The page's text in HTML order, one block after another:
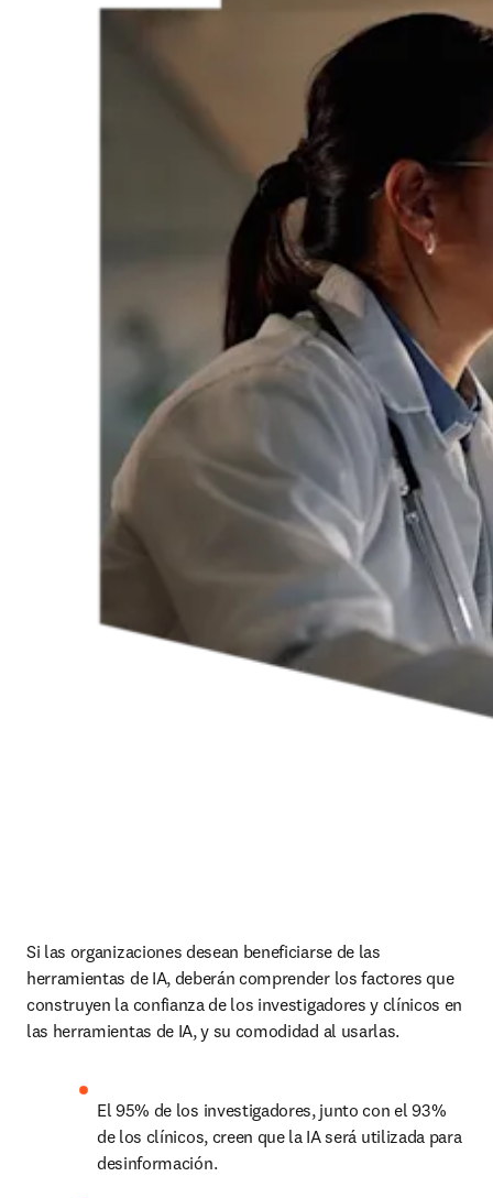
Si las organizaciones desean beneficiarse de las
herramientas de IA, deberán comprender los factores que
construyen la confianza de los investigadores y clínicos en
las herramientas de IA, y su comodidad al usarlas.
El 95% de los investigadores, junto con el 93%
de los clínicos, creen que la IA será utilizada para
desinformación.